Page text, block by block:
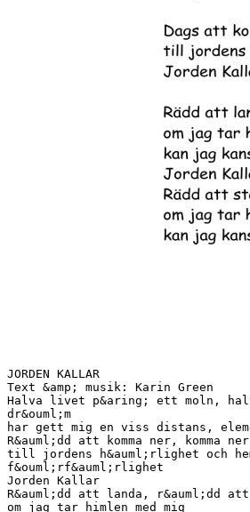
JORDEN KALLAR
Text &amp; musik: Karin Green
Halva livet p&aring; ett moln,
dr&ouml;m
har gett mig en viss distans,
R&auml;dd att komma ner,
till jordens h&auml;rlighet och
f&ouml;rf&auml;rlighet
Jorden Kallar
R&auml;dd att landa, r&auml;dd
om jag tar himlen med mig